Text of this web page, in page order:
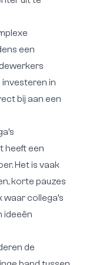
een
investeren in
bij aan een
heeft een
Het is vaak
korte pauzes
collega’s
ideeën
de